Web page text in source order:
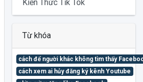
Kiến Thức Tik Tok
Từ khóa
cách để người khác không tìm thấy
cách xem ai hủy đăng ký kênh Youtube